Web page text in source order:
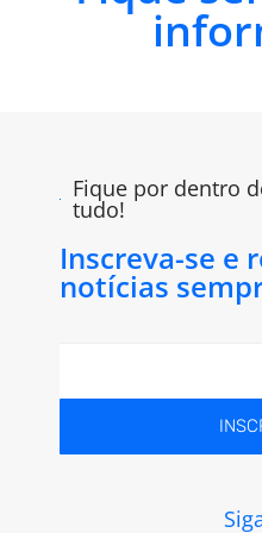
Fique por dentro
tudo!
Inscreva-se e
notícias